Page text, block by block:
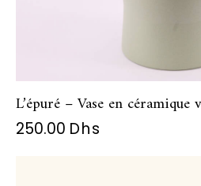
L’épuré – Vase en
250.00 Dhs